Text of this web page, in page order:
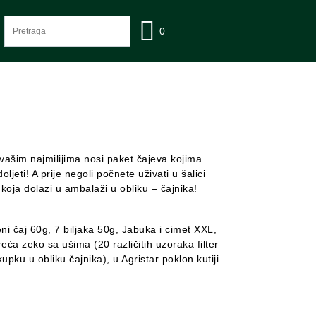
0
najmilijima nosi paket čajeva kojima
A prije negoli počnete uživati u šalici
dolazi u ambalaži u obliku – čajnika!
čaj 60g, 7 biljaka 50g, Jabuka i cimet XXL,
zeko sa ušima (20 različitih uzoraka filter
u obliku čajnika), u Agristar poklon kutiji